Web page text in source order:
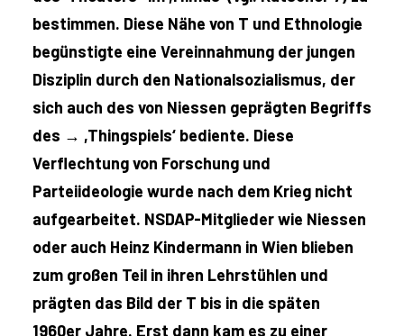
bestimmen. Diese Nähe von T und Ethnologie
begünstigte eine Vereinnahmung der jungen
Disziplin durch den Nationalsozialismus, der
sich auch des von Niessen geprägten Begriffs
des → ,Thingspiels‘ bediente. Diese
Verflechtung von Forschung und
Parteiideologie wurde nach dem Krieg nicht
aufgearbeitet. NSDAP-Mitglieder wie Niessen
oder auch Heinz Kindermann in Wien blieben
zum großen Teil in ihren Lehrstühlen und
prägten das Bild der T bis in die späten
1960er Jahre. Erst dann kam es zu einer